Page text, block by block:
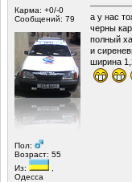
Карма: +0/-0
Сообщений: 79
Пол:
Возраст: 55
Из:
Одесса
а у нас
черны
полный
и
ширина